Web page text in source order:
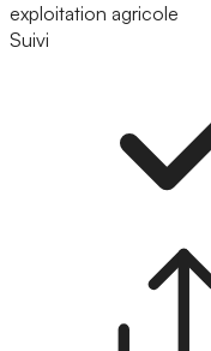
exploitation agricole
Suivi